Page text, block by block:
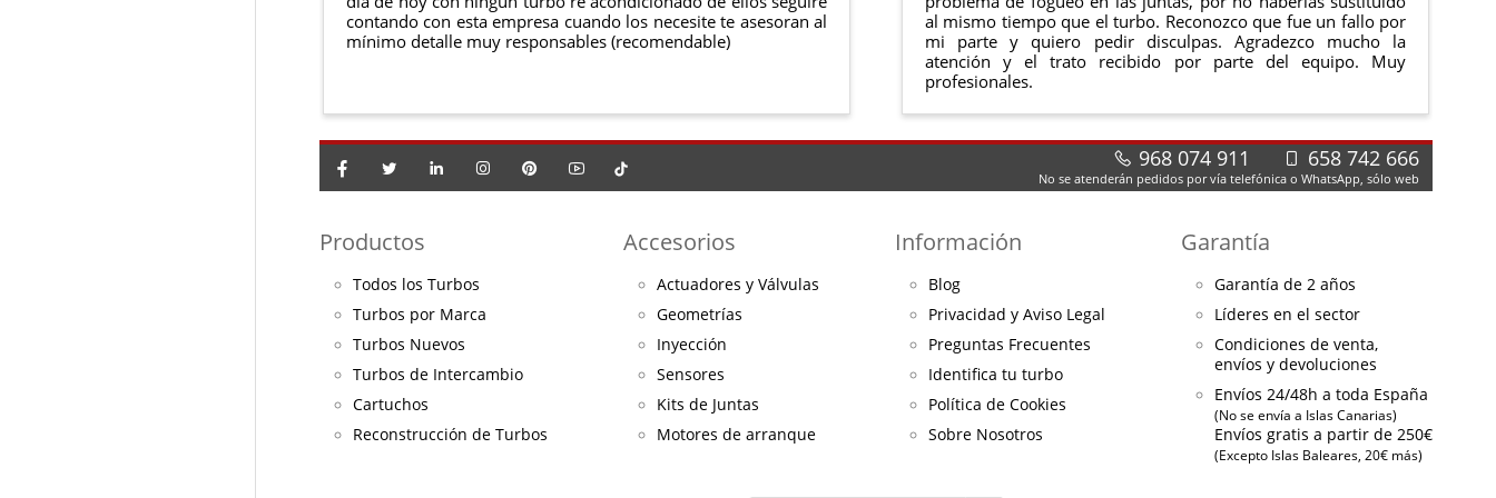
contando con esta empresa cuando los necesite te asesoran al
mínimo detalle muy responsables (recomendable)
al mismo tiempo que el turbo. Reconozco que fue un fallo por
mi parte y quiero pedir disculpas. Agradezco mucho la
atención y el trato recibido por parte del equipo. Muy
profesionales.
968 074 911 658 742 666
No se atenderán pedidos por vía telefónica o WhatsApp, sólo web
Productos
Todos los Turbos
Turbos por Marca
Turbos Nuevos
Turbos de Intercambio
Cartuchos
Reconstrucción de Turbos
Accesorios
Actuadores y Válvulas
Geometrías
Inyección
Sensores
Kits de Juntas
Motores de arranque
Información
Blog
Privacidad y Aviso Legal
Preguntas Frecuentes
Identifica tu turbo
Política de Cookies
Sobre Nosotros
Garantía
Garantía de 2 años
Líderes en el sector
Condiciones de venta,
envíos y devoluciones
Envíos 24/48h a toda España
(No se envía a Islas Canarias)
Envíos gratis a partir de 250€
(Excepto Islas Baleares, 20€ más)